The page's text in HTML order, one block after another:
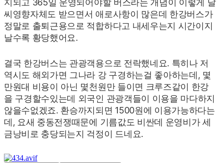
씨영향자체도 받으면서 애로사항이 많은데 한강버스가
정말로 출퇴근용으로 적합하다고 내세우는지 시간이지
날수록 황당했어요.
결국 한강버스는 관광객용으로 전락했네요. 특히나 저
역시도 해외가면 그나라 강 구경하는걸 좋아하는데, 몇
만원대 비용이 아닌 몇천원만 들이면 크루즈같이 한강
을 구경할수있는데 외국인 관광객들이 이용을 마다하지
않을수없겠죠. 환승까지되면 1500원에 이용가능하다는
데, 요새 중동전쟁때문에 기름값도 비싼데 운영비가 세
금낭비로 충당되는지 걱정이 드네요.